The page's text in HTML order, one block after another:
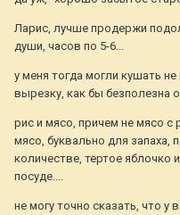
Ларис, лучше продержи
души, часов по 5-6...
у меня тогда могли кушать
вырезку, как бы безполезна
рис и мясо, причем не мясо с
мясо, буквально для запаха,
количестве, тертое яблочко
посуде....
не могу точно сказать, что у